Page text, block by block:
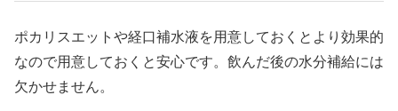
ポカリスエットや経口補水液を用意しておくとより効果的
なので用意しておくと安心です。飲んだ後の水分補給には
欠かせません。